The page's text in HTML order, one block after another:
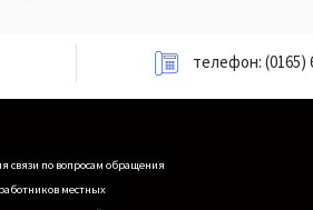
телефон:(0165)
связи по вопросам обращения
местных